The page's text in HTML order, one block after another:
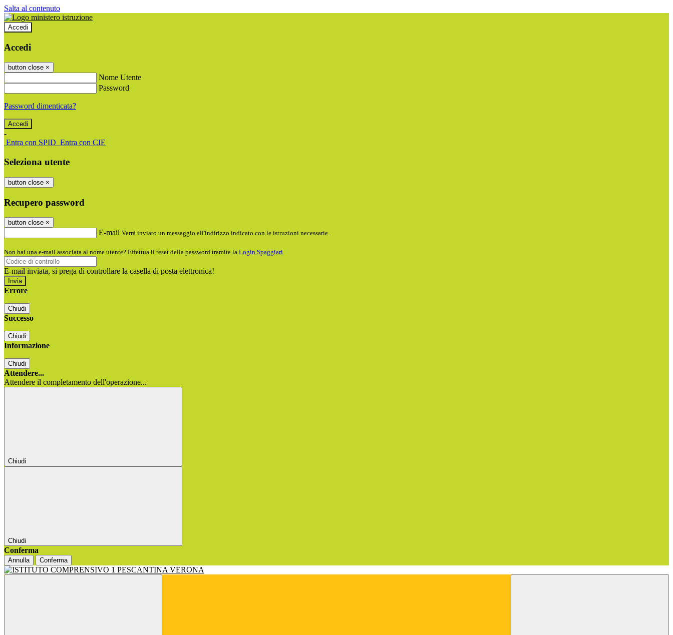
Salta al contenuto
Accedi
Accedi
button close ×
Nome Utente
Password
Password dimenticata?
-
Entra con SPID Entra con CIE
Seleziona utente
button close ×
Recupero password
button close ×
E-mail Verrà inviato un messaggio all'indirizzo indicato con le istruzioni necessarie.
Non hai una e-mail associata al nome utente? Effettua il reset della password tramite la Login Spaggiari
E-mail inviata, si prega di controllare la casella di posta elettronica!
Errore
Chiudi
Successo
Chiudi
Informazione
Chiudi
Attendere...
Attendere il completamento dell'operazione...
Chiudi
Chiudi
Conferma
Annulla Conferma